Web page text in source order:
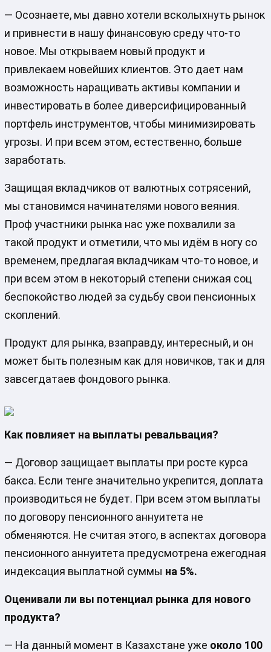
— Осознаете, мы давно хотели всколыхнуть рынок
и привнести в нашу финансовую среду что-то
новое. Мы открываем новый продукт и
привлекаем новейших клиентов. Это дает нам
возможность наращивать активы компании и
инвестировать в более диверсифицированный
портфель инструментов, чтобы минимизировать
угрозы. И при всем этом, естественно, больше
заработать.
Защищая вкладчиков от валютных сотрясений,
мы становимся начинателями нового веяния.
Проф участники рынка нас уже похвалили за
такой продукт и отметили, что мы идём в ногу со
временем, предлагая вкладчикам что-то новое, и
при всем этом в некоторый степени снижая соц
беспокойство людей за судьбу свои пенсионных
скоплений.
Продукт для рынка, взаправду, интересный, и он
может быть полезным как для новичков, так и для
завсегдатаев фондового рынка.
Как повлияет на выплаты ревальвация?
— Договор защищает выплаты при росте курса
бакса. Если тенге значительно укрепится, доплата
производиться не будет. При всем этом выплаты
по договору пенсионного аннуитета не
обменяются. Не считая этого, в аспектах договора
пенсионного аннуитета предусмотрена ежегодная
индексация выплатной суммы на 5%.
Оценивали ли вы потенциал рынка для нового
продукта?
— На данный момент в Казахстане уже около 100